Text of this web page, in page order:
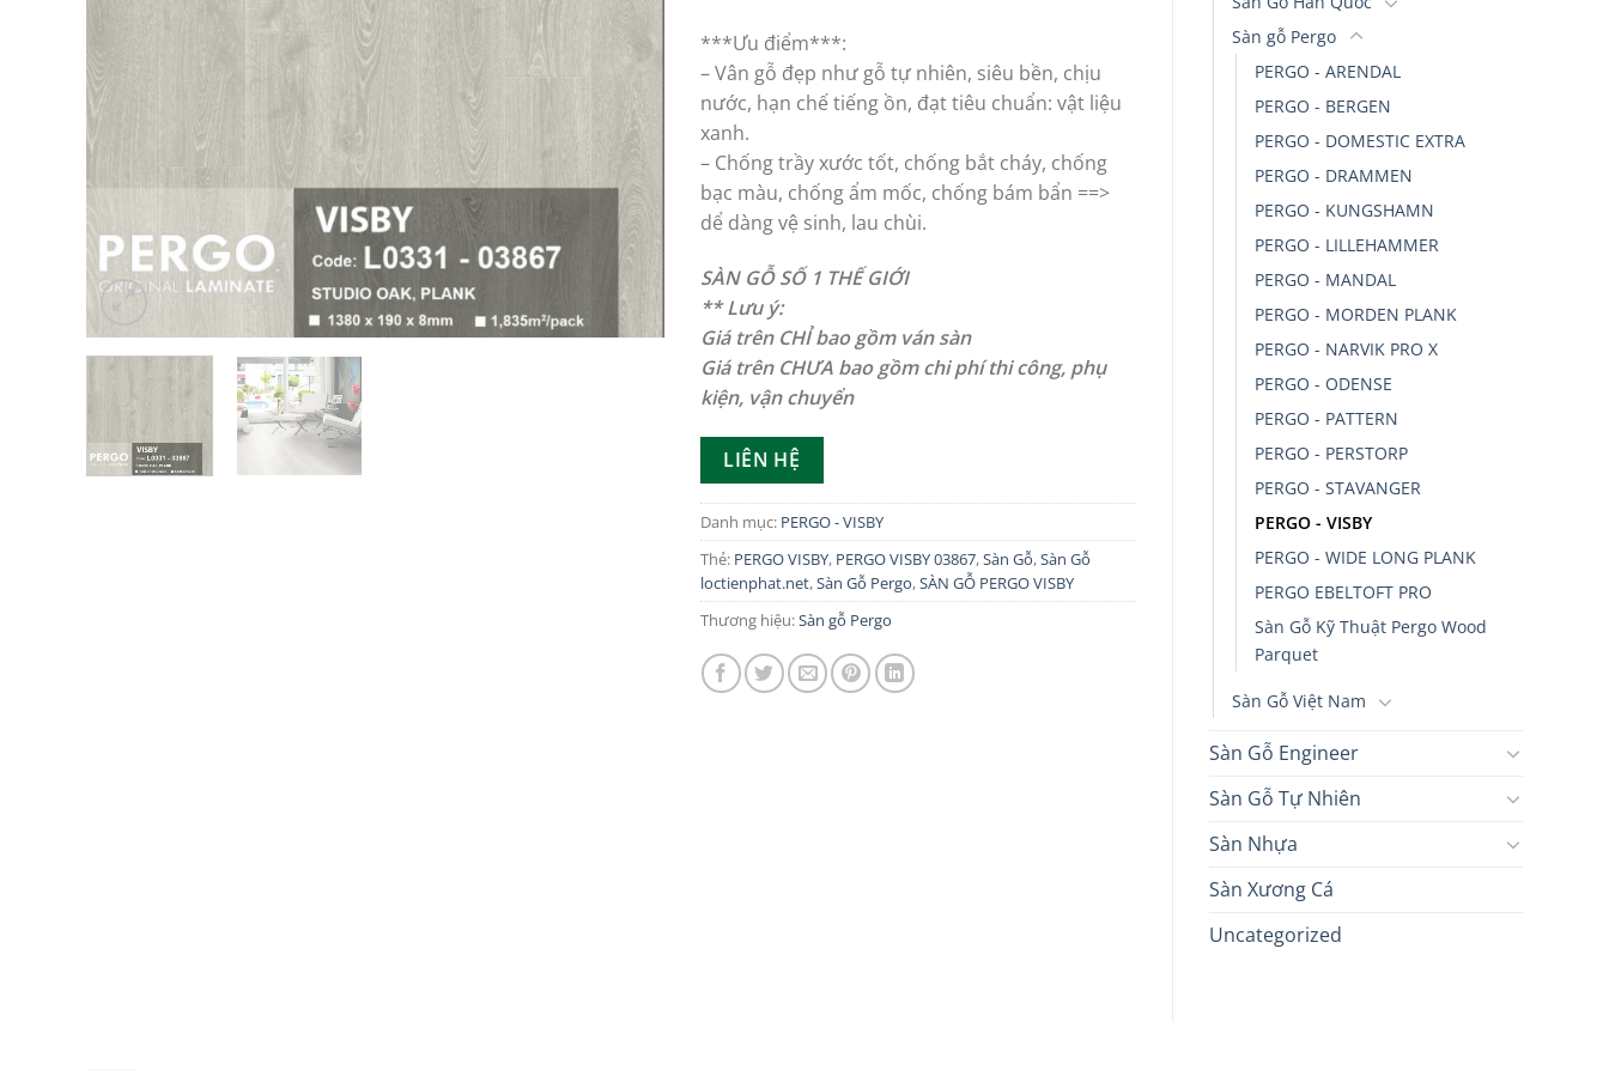
***Ưu điểm***:
– Vân gỗ đẹp như gỗ tự nhiên, siêu bền, chịu
nước, hạn chế tiếng ồn, đạt tiêu chuẩn: vật liệu
xanh.
– Chống trầy xước tốt, chống bắt cháy, chống
bạc màu, chống ẩm mốc, chống bám bẩn ==>
dể dàng vệ sinh, lau chùi.
SÀN GỖ SỐ 1 THẾ GIỚI
** Lưu ý:
Giá trên CHỈ bao gồm ván sàn
Giá trên CHƯA bao gồm chi phí thi công, phụ
kiện, vận chuyển
LIÊN HỆ
Danh mục: PERGO - VISBY
Thẻ: PERGO VISBY, PERGO VISBY 03867,Sàn Gỗ,Sàn Gỗ
loctienphat.net,Sàn Gỗ Pergo,SÀN GỖ PERGO VISBY
Thương hiệu:Sàn gỗ Pergo
Sàn gỗ Pergo
PERGO - ARENDAL
PERGO - BERGEN
PERGO - DOMESTIC EXTRA
PERGO - DRAMMEN
PERGO - KUNGSHAMN
PERGO - LILLEHAMMER
PERGO - MANDAL
PERGO - MORDEN PLANK
PERGO - NARVIK PRO X
PERGO - ODENSE
PERGO - PATTERN
PERGO - PERSTORP
PERGO - STAVANGER
PERGO - VISBY
PERGO - WIDE LONG PLANK
PERGO EBELTOFT PRO
Sàn Gỗ Kỹ Thuật Pergo Wood
Parquet
Sàn Gỗ Việt Nam
Sàn Gỗ Engineer
Sàn Gỗ Tự Nhiên
Sàn Nhựa
Sàn Xương Cá
Uncategorized